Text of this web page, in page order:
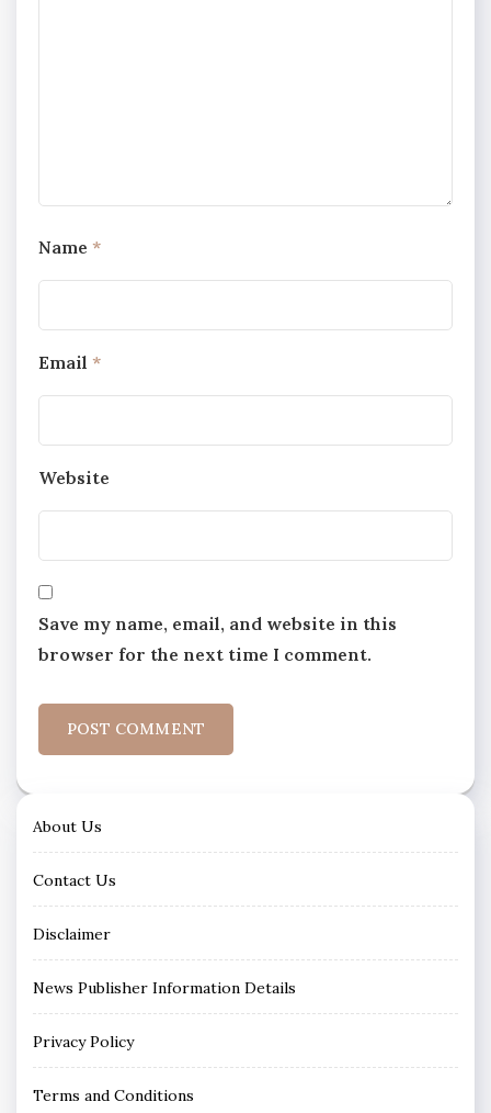
Name *
Email *
Website
Save my name, email, and website in this
browser for the next time I comment.
About Us
Contact Us
Disclaimer
News Publisher Information Details
Privacy Policy
Terms and Conditions